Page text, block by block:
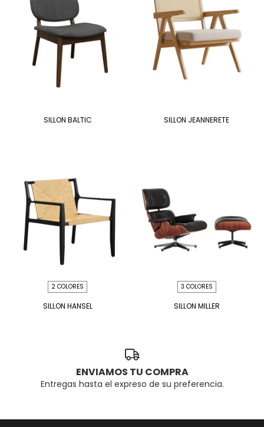
SILLON BALTIC SILLON JEANNERETE
2 COLORES
SILLON HANSEL
3 COLORES
SILLON MILLER
ENVIAMOS TU COMPRA
Entregas hasta el expreso de su preferencia.